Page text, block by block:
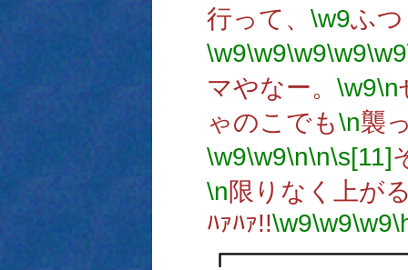
行って、 \w9ふ
\w9\w9\w9\w9\w9
マやなー。 \w9\n
ゃのこでも\n襲
\w9\w9\n\n\s[11]
\n限りなく上が
ﾊｧﾊｧ!!\w9\w9\w9